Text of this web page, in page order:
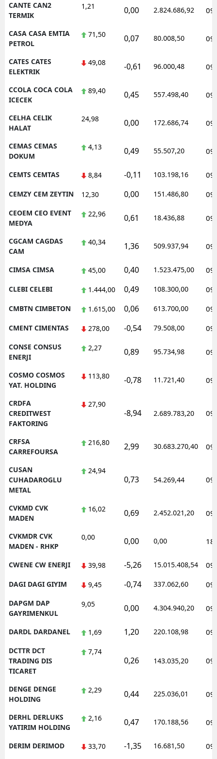
CANTE CAN2
TERMIK
1,21 0,00 2.824.686,92
CASA CASA EMTIA
PETROL
71,50 0,07 80.008,50
CATES CATES
ELEKTRIK
49,08 -0,61 96.000,48
CCOLA COCA COLA
ICECEK
89,40 0,45 557.498,40
CELHA CELIK
HALAT
24,98 0,00 172.686,74
CEMAS CEMAS
DOKUM
4,13 0,49 55.507,20
CEMTS CEMTAS 8,84 -0,11 103.198,16
CEMZY CEM ZEYTIN 12,30 0,00 151.486,80
CEOEM CEO EVENT
MEDYA
22,96 0,61 18.436,88
CGCAM CAGDAS
CAM
40,34 1,36 509.937,94
CIMSA CIMSA 45,00 0,40 1.523.475,00
CLEBI CELEBI 1.444,00 0,49 108.300,00
CMBTN CIMBETON 1.615,00 0,06 613.700,00
CMENT CIMENTAS 278,00 -0,54 79.508,00
CONSE CONSUS
ENERJI
2,27 0,89 95.734,98
COSMO COSMOS
YAT. HOLDING
113,80 -0,78 11.721,40
CRDFA
CREDITWEST
FAKTORING
27,90
-8,94 2.689.783,20
CRFSA
CARREFOURSA
216,80 2,99 30.683.270,40
CUSAN
CUHADAROGLU
METAL
24,94
0,73 54.269,44
CVKMD CVK
MADEN
16,02 0,69 2.452.021,20
CVKMDR CVK
MADEN - RHKP
0,00 0,00 0,00
CWENE CW ENERJI 39,98 -5,26 15.015.408,54
DAGI DAGI GIYIM 9,45 -0,74 337.062,60
DAPGM DAP
GAYRIMENKUL
9,05 0,00 4.304.940,20
DARDL DARDANEL 1,69 1,20 220.108,98
DCTTR DCT
TRADING DIS
TICARET
7,74
0,26 143.035,20
DENGE DENGE
HOLDING
2,29 0,44 225.036,01
DERHL DERLUKS
YATIRIM HOLDING
2,16 0,47 170.188,56
DERIM DERIMOD 33,70 -1,35 16.681,50